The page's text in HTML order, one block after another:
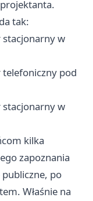
tak:
stacjonarny w
pod
stacjonarny w
kilka
zapoznania
po
Właśnie na